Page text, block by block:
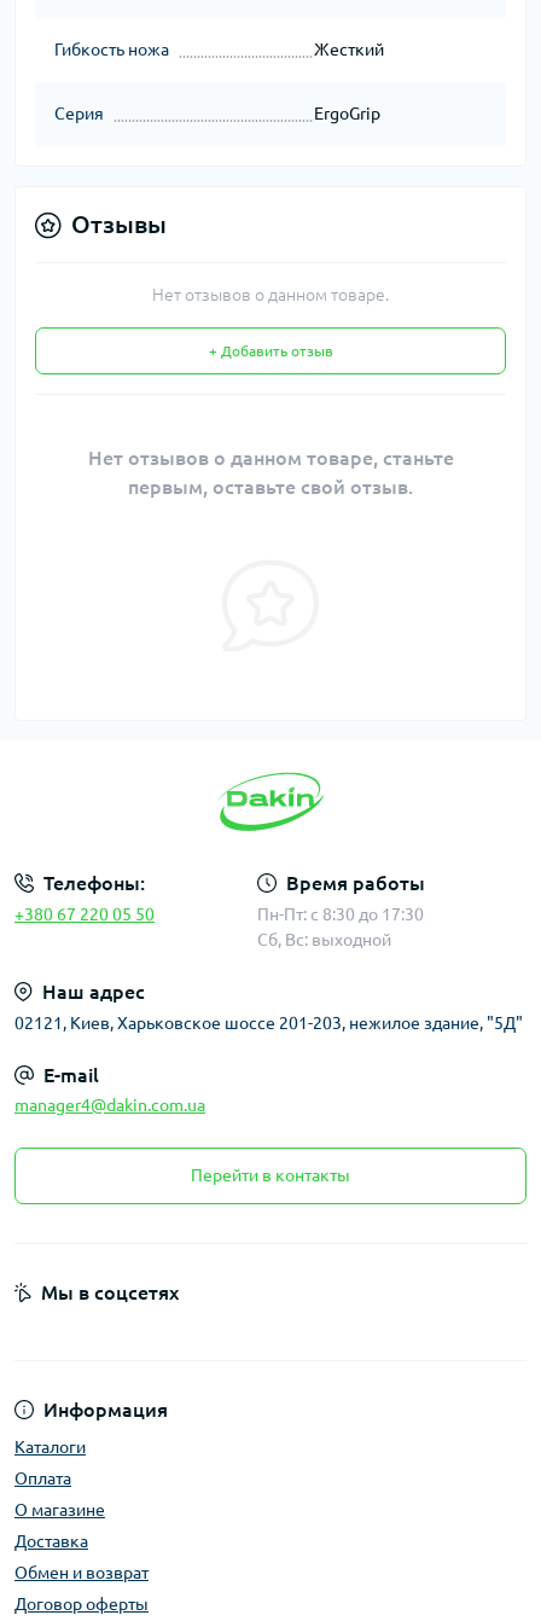
Гибкость ножа Жесткий
Серия ErgoGrip
Отзывы
Нет отзывов о данном товаре.
+ Добавить отзыв
Нет отзывов о данном товаре, станьте
первым, оставьте свой отзыв.
Телефоны:
+380 67 220 05 50
Время работы
Пн-Пт: с 8:30 до 17:30
Сб, Вс: выходной
Наш адрес
02121, Киев, Харьковское шоссе 201-203, нежилое здание, "5Д"
E-mail
manager4@dakin.com.ua
Перейти в контакты
Информация
Каталоги
Оплата
О магазине
Доставка
Обмен и возврат
Договор оферты
Мы в соцсетях